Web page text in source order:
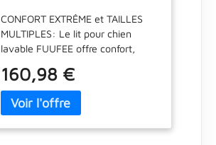
Dog Bed, Canapé
CONFORT EXTRÊME et TAILLES
MULTIPLES: Le lit pour chien
lavable FUUFEE offre confort,
agréable et sécurité aux animaux,
avec une utilisation confortable
pour leurs propriétaires. Les
160,98 €